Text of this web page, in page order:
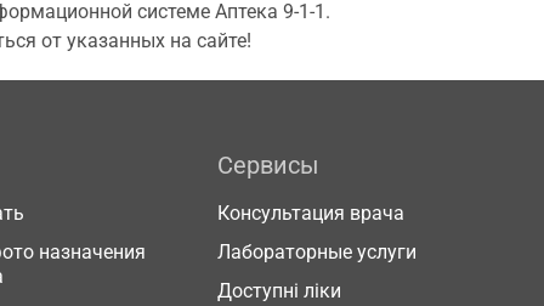
системе Аптека 9-1-1.
от указанных на сайте!
назначения
Сервисы
Консультация врача
Лабораторные услуги
Доступні ліки